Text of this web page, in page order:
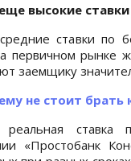
высокие
ставки по
первичном рынке
заемщику
не стоит брать
«Простобанк